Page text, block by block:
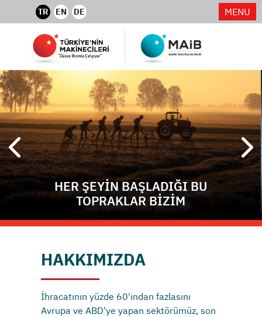
TR EN DE MENU
HER ŞEYİN BAŞLADIĞI BU
TOPRAKLAR BİZİM
HAKKIMIZDA
İhracatının yüzde 60'ından fazlasını
Avrupa ve ABD'ye yapan sektörümüz, son